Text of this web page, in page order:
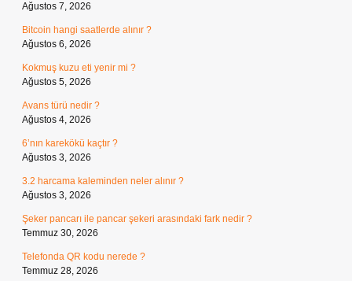
Ağustos 7, 2026
Bitcoin hangi saatlerde alınır ?
Ağustos 6, 2026
Kokmuş kuzu eti yenir mi ?
Ağustos 5, 2026
Avans türü nedir ?
Ağustos 4, 2026
6’nın karekökü kaçtır ?
Ağustos 3, 2026
3.2 harcama kaleminden neler alınır ?
Ağustos 3, 2026
Şeker pancarı ile pancar şekeri arasındaki fark nedir ?
Temmuz 30, 2026
Telefonda QR kodu nerede ?
Temmuz 28, 2026